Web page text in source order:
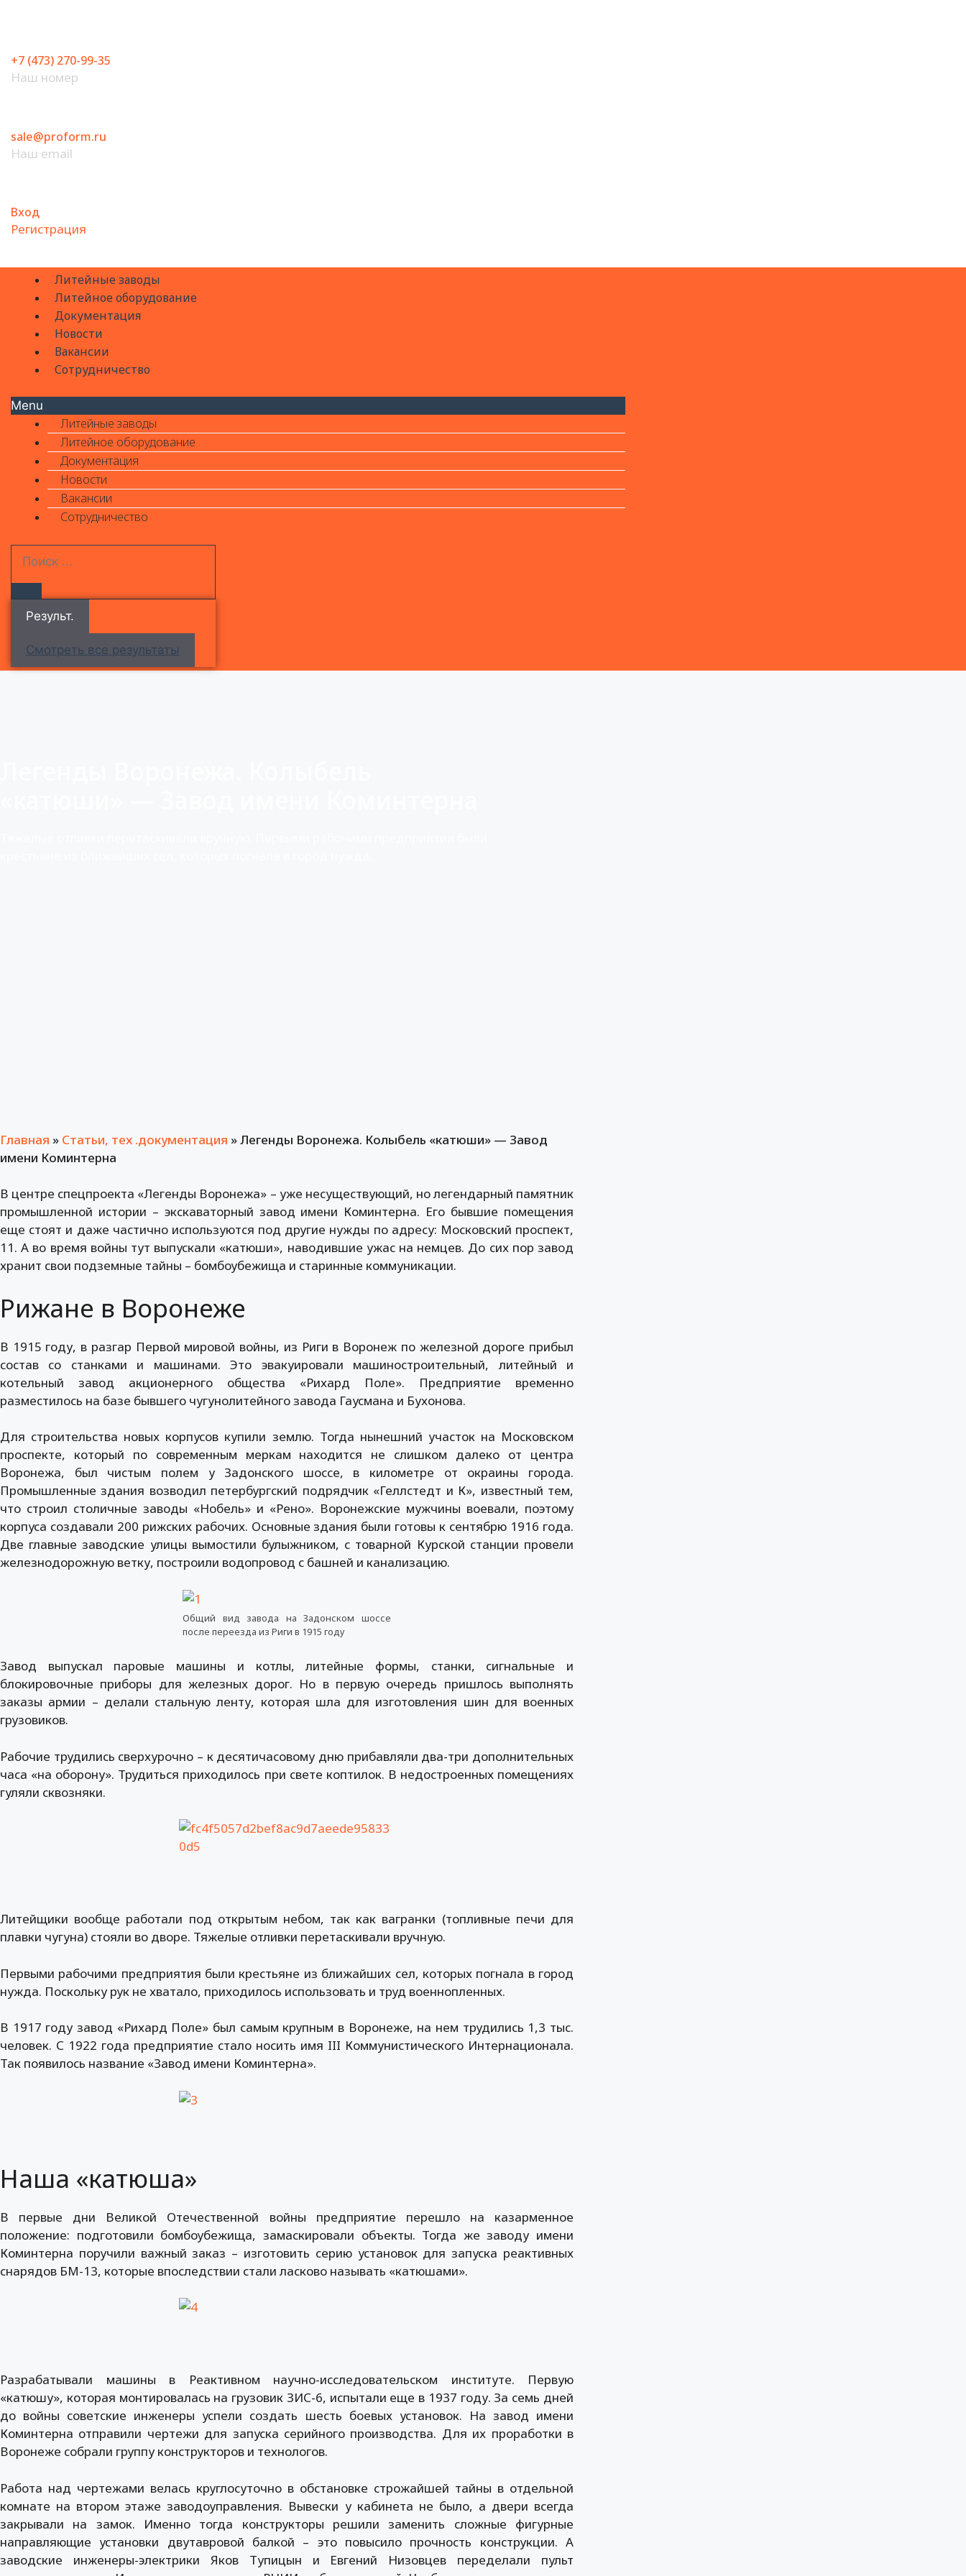
+7 (473) 270-99-35
Наш номер
sale@proform.ru
Наш email
Вход
Регистрация
Литейные заводы
Литейное оборудование
Документация
Новости
Вакансии
Сотрудничество
Menu
Литейные заводы
Литейное оборудование
Документация
Новости
Вакансии
Сотрудничество
Результ.
Смотреть все результаты
Главная » Статьи, тех .документация »Легенды Воронежа. Колыбель «катюши» — Завод
имени Коминтерна
В центре спецпроекта «Легенды Воронежа» – уже несуществующий, но легендарный памятник
промышленной истории – экскаваторный завод имени Коминтерна. Его бывшие помещения
еще стоят и даже частично используются под другие нужды по адресу: Московский проспект,
11. А во время войны тут выпускали «катюши», наводившие ужас на немцев. До сих пор завод
хранит свои подземные тайны – бомбоубежища и старинные коммуникации.
Рижане в Воронеже
В 1915 году, в разгар Первой мировой войны, из Риги в Воронеж по железной дороге прибыл
состав со станками и машинами. Это эвакуировали машиностроительный, литейный и
котельный завод акционерного общества «Рихард Поле». Предприятие временно
разместилось на базе бывшего чугунолитейного завода Гаусмана и Бухонова.
Для строительства новых корпусов купили землю. Тогда нынешний участок на Московском
проспекте, который по современным меркам находится не слишком далеко от центра
Воронежа, был чистым полем у Задонского шоссе, в километре от окраины города.
Промышленные здания возводил петербургский подрядчик «Геллстедт и К», известный тем,
что строил столичные заводы «Нобель» и «Рено». Воронежские мужчины воевали, поэтому
корпуса создавали 200 рижских рабочих. Основные здания были готовы к сентябрю 1916 года.
Две главные заводские улицы вымостили булыжником, с товарной Курской станции провели
железнодорожную ветку, построили водопровод с башней и канализацию.
Общий вид завода на Задонском шоссе
после переезда из Риги в 1915 году
Завод выпускал паровые машины и котлы, литейные формы, станки, сигнальные и
блокировочные приборы для железных дорог. Но в первую очередь пришлось выполнять
заказы армии – делали стальную ленту, которая шла для изготовления шин для военных
грузовиков.
Рабочие трудились сверхурочно – к десятичасовому дню прибавляли два-три дополнительных
часа «на оборону». Трудиться приходилось при свете коптилок. В недостроенных помещениях
гуляли сквозняки.
Литейщики вообще работали под открытым небом, так как вагранки (топливные печи для
плавки чугуна) стояли во дворе. Тяжелые отливки перетаскивали вручную.
Первыми рабочими предприятия были крестьяне из ближайших сел, которых погнала в город
нужда. Поскольку рук не хватало, приходилось использовать и труд военнопленных.
В 1917 году завод «Рихард Поле» был самым крупным в Воронеже, на нем трудились 1,3 тыс.
человек. С 1922 года предприятие стало носить имя III Коммунистического Интернационала.
Так появилось название «Завод имени Коминтерна».
Наша «катюша»
В первые дни Великой Отечественной войны предприятие перешло на казарменное
положение: подготовили бомбоубежища, замаскировали объекты. Тогда же заводу имени
Коминтерна поручили важный заказ – изготовить серию установок для запуска реактивных
снарядов БМ-13, которые впоследствии стали ласково называть «катюшами».
Разрабатывали машины в Реактивном научно-исследовательском институте. Первую
«катюшу», которая монтировалась на грузовик ЗИС-6, испытали еще в 1937 году. За семь дней
до войны советские инженеры успели создать шесть боевых установок. На завод имени
Коминтерна отправили чертежи для запуска серийного производства. Для их проработки в
Воронеже собрали группу конструкторов и технологов.
Работа над чертежами велась круглосуточно в обстановке строжайшей тайны в отдельной
комнате на втором этаже заводоуправления. Вывески у кабинета не было, а двери всегда
закрывали на замок. Именно тогда конструкторы решили заменить сложные фигурные
направляющие установки двутавровой балкой – это повысило прочность конструкции. А
заводские инженеры-электрики Яков Тупицын и Евгений Низовцев переделали пульт